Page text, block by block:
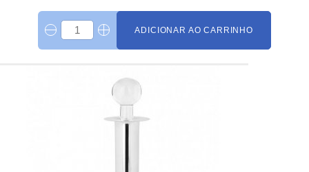
ADICIONAR AO CARRINHO